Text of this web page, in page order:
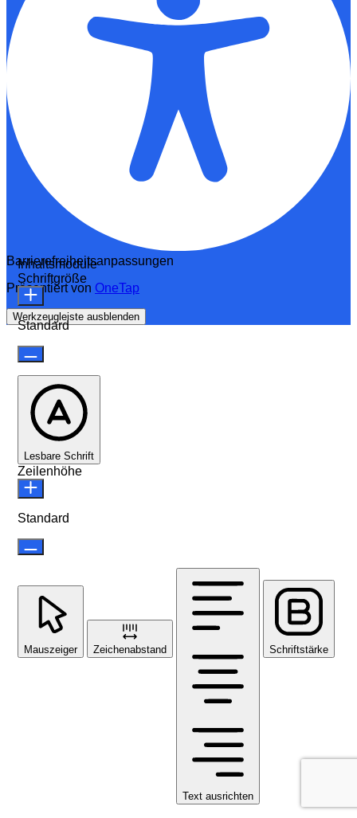
Barrierefreiheitsanpassungen
Präsentiert von OneTap
Werkzeugleiste ausblenden
Inhaltsmodule
Schriftgröße
Standard
Lesbare Schrift
Zeilenhöhe
Standard
Mauszeiger Zeichenabstand
Text ausrichten
Schriftstärke